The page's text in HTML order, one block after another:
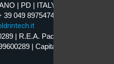
| PD | ITALY
39 049 8975474
| R.E.A. Padova nr.
| Capitale Soc. i.v.